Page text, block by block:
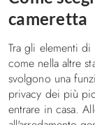
cameretta
Tra gli elementi
come nella altre
svolgono una
privacy dei più
entrare in casa.